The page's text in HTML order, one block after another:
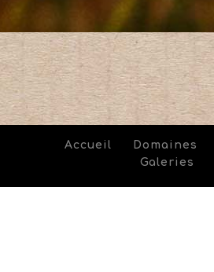
Accueil Domaines
Galeries